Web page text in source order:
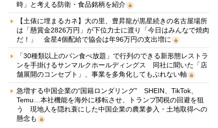
時」と考える防衛・食品銘柄を紹介
【土俵に埋まるカネ】大の里、豊昇龍が黒星続きの名古屋場所
は「懸賞金2826万円」が下位力士に渡り「今日はみんなで焼肉
だ！」 金星4個配給で協会は年96万円の支出増に
「30種類以上のパン食べ放題」で行列のできる新形態レストラ
ンを手掛けるサンマルクホールディングス 同社に聞いた「店
舗展開のコンセプト」、事業を多角化してもぶれない軸
急増する中国企業の“国籍ロンダリング” SHEIN、TikTok、
Temu…本社機能を海外に移転させ、トランプ関税の回避を狙
う 現地人を隠れ蓑にした中国企業の農業参入・土地取得への
懸念も